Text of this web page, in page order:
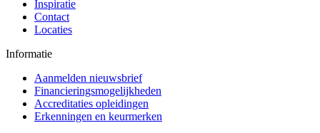
Inspiratie
Contact
Locaties
Informatie
Aanmelden nieuwsbrief
Financieringsmogelijkheden
Accreditaties opleidingen
Erkenningen en keurmerken